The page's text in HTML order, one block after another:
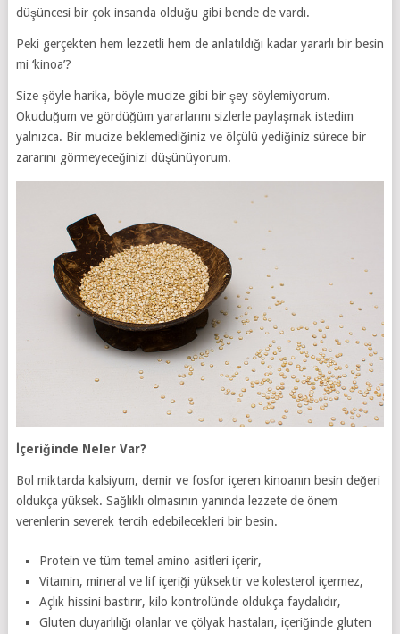
düşüncesi bir çok insanda olduğu gibi bende de vardı.
Peki gerçekten hem lezzetli hem de anlatıldığı kadar yararlı bir besin
mi ‘kinoa’?
Size şöyle harika, böyle mucize gibi bir şey söylemiyorum.
Okuduğum ve gördüğüm yararlarını sizlerle paylaşmak istedim
yalnızca. Bir mucize beklemediğiniz ve ölçülü yediğiniz sürece bir
zararını görmeyeceğinizi düşünüyorum.
İçeriğinde Neler Var?
Bol miktarda kalsiyum, demir ve fosfor içeren kinoanın besin değeri
oldukça yüksek. Sağlıklı olmasının yanında lezzete de önem
verenlerin severek tercih edebilecekleri bir besin.
Protein ve tüm temel amino asitleri içerir,
Vitamin, mineral ve lif içeriği yüksektir ve kolesterol içermez,
Açlık hissini bastırır, kilo kontrolünde oldukça faydalıdır,
Gluten duyarlılığı olanlar ve çölyak hastaları, içeriğinde gluten